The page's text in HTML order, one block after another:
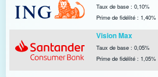
Taux de base : 0,10%
Prime de fidélité : 1,40%
Vision Max
Taux de base : 0,05%
Prime de fidélité : 1,05%